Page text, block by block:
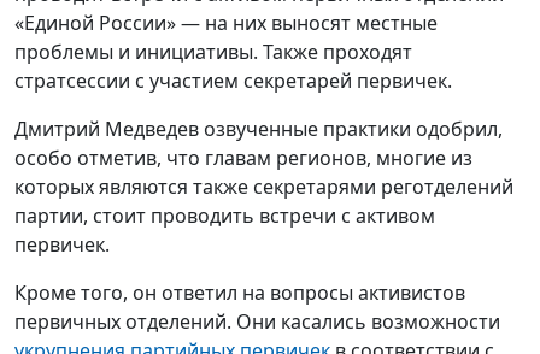
Дмитрий Медведев озвученные практики одобрил,
особо отметив, что главам регионов, многие из
которых являются также секретарями реготделений
партии, стоит проводить встречи с активом
первичек.
Кроме того, он ответил на вопросы активистов
первичных отделений. Они касались возможности
укрупнения партийных первичек
муниципальной реформой,
форматов
проведения собраний первичных
отделений, в том числе по ВКС.